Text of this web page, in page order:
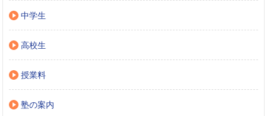
中学生
高校生
授業料
塾の案内